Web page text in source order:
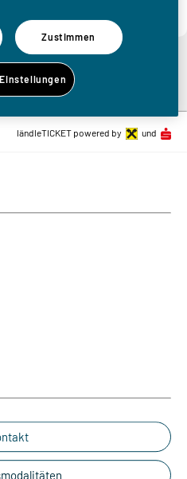
Eventliste
ländleTICKET powered by und
Zustimmen